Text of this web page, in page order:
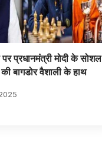
पर प्रधानमंत्री मोदी के सोशल
बागडोर वैशाली के हाथ